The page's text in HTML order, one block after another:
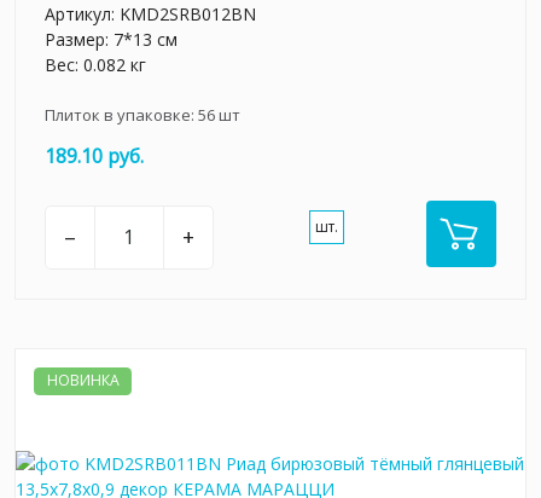
Артикул: KMD2SRB012BN
Размер: 7*13 см
Вес: 0.082 кг
Плиток в упаковке: 56шт
189.10 руб.
– + шт.
НОВИНКА